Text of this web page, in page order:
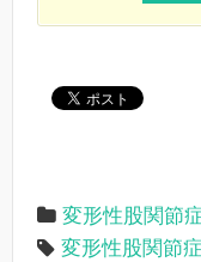
変形性股関節
変形性股関節